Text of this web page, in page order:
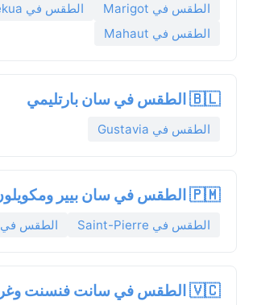
الطقس في Marigot
الطقس في Berekua
الطقس في Mahaut
🇧🇱 الطقس في سان بارتليمي
الطقس في Gustavia
🇵🇲 الطقس في سان بيير ومكويلون
الطقس في Saint-Pierre الطقس في Miquelon
🇻🇨 الطقس في سانت فنسنت وغرنادين